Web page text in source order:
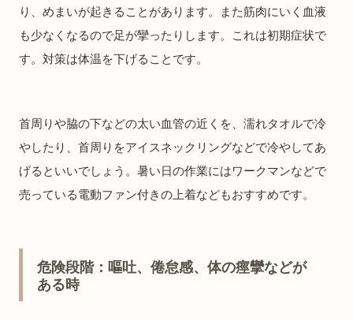
り、めまいが起きることがあります。また筋肉にいく血液
も少なくなるので足が攣ったりします。これは初期症状で
す。対策は体温を下げることです。
首周りや脇の下などの太い血管の近くを、濡れタオルで冷
やしたり、首周りをアイスネックリングなどで冷やしてあ
げるといいでしょう。暑い日の作業にはワークマンなどで
売っている電動ファン付きの上着などもおすすめです。
危険段階：嘔吐、倦怠感、体の痙攣などが
ある時